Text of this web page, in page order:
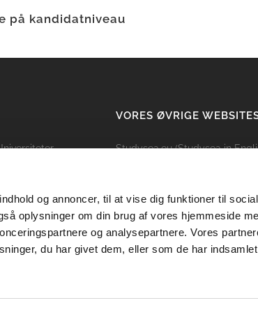
og annoncer, til at vise dig funktioner til
oplysninger om din brug af vores hjemmeside
og analysepartnere. Vores
du har givet dem, eller som de har
på kandidatniveau
i udlandet
Studysea
politik
VORES ØVRIGE
Studysea.eu (Studysea in